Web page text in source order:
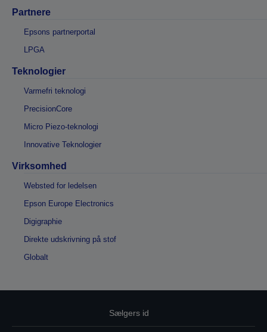
Partnere
Epsons partnerportal
LPGA
Teknologier
Varmefri teknologi
PrecisionCore
Micro Piezo-teknologi
Innovative Teknologier
Virksomhed
Websted for ledelsen
Epson Europe Electronics
Digigraphie
Direkte udskrivning på stof
Globalt
Sælgers id